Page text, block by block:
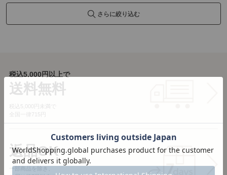
さらに絞り込む
税込5,000円以上で
送料無料
税込5,000円未満で
全国一律715円
返品OK
一部商品を除き、